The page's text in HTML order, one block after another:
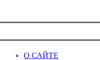
О САЙТЕ